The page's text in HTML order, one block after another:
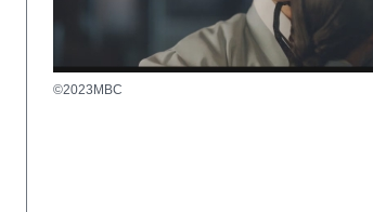
©2023MBC